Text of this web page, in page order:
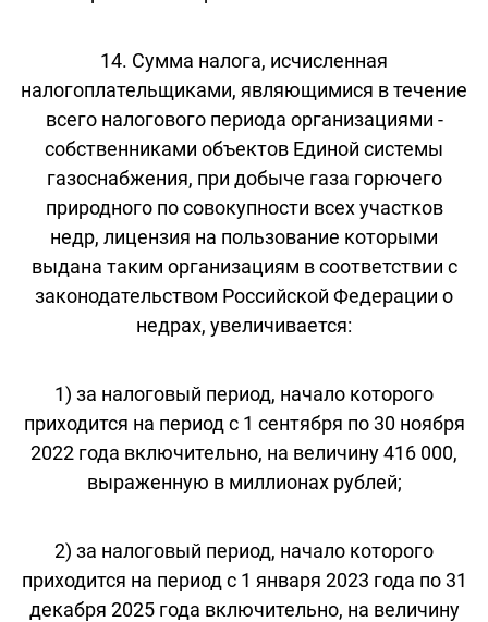
14. Сумма налога, исчисленная
налогоплательщиками, являющимися в течение
всего налогового периода организациями -
собственниками объектов Единой системы
газоснабжения, при добыче газа горючего
природного по совокупности всех участков
недр, лицензия на пользование которыми
выдана таким организациям в соответствии с
законодательством Российской Федерации о
недрах, увеличивается:
1) за налоговый период, начало которого
приходится на период с 1 сентября по 30 ноября
2022 года включительно, на величину 416 000,
выраженную в миллионах рублей;
2) за налоговый период, начало которого
приходится на период с 1 января 2023 года по 31
декабря 2025 года включительно, на величину